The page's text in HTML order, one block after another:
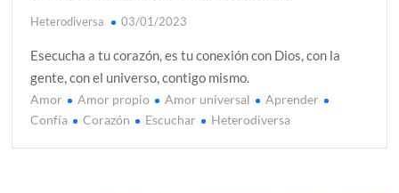
Heterodiversa 03/01/2023
Esecucha a tu corazón, es tu conexión con Dios, con la
gente, con el universo, contigo mismo.
Amor Amor propio Amor universal
Aprender
Confía
Corazón Escuchar Heterodiversa